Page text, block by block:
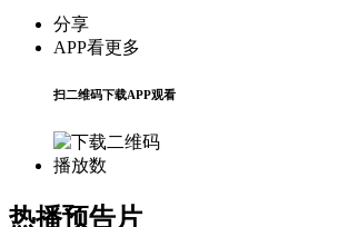
分享
APP看更多
扫二维码下载APP观看
播放数
热播预告片